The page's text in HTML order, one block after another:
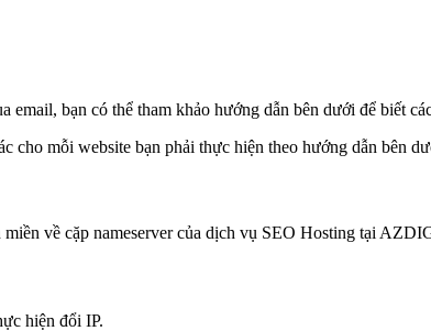
email, bạn có thể tham khảo hướng dẫn bên dưới để biết
cho mỗi website bạn phải thực hiện theo hướng dẫn bên
về cặp nameserver của dịch vụ SEO Hosting tại
hiện đổi IP.